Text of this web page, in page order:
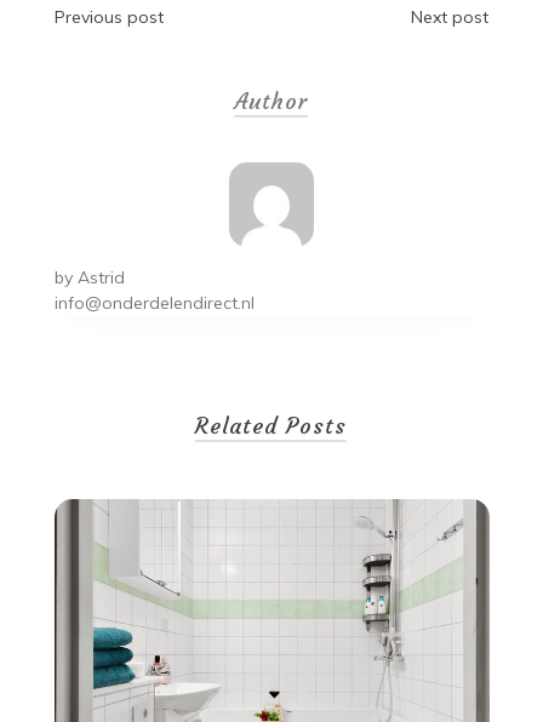
Post
Previous post Next post
Author
by Astrid
info@onderdelendirect.nl
Related Posts